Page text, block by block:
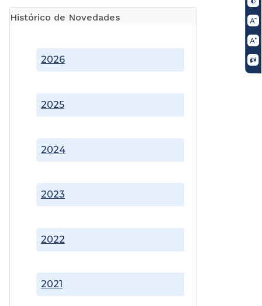
Histórico de Novedades
2021
2022
2023
2024
2025
2026